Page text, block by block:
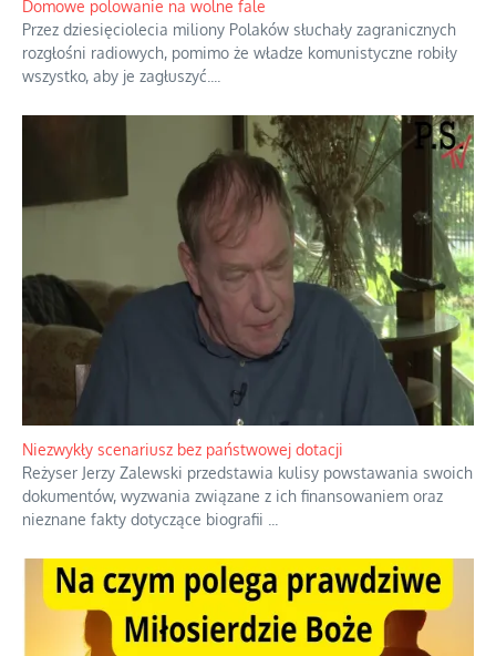
opowieści....
Domowe polowanie na wolne fale
Przez dziesięciolecia miliony Polaków słuchały zagranicznych
rozgłośni radiowych, pomimo że władze komunistyczne robiły
wszystko, aby je zagłuszyć....